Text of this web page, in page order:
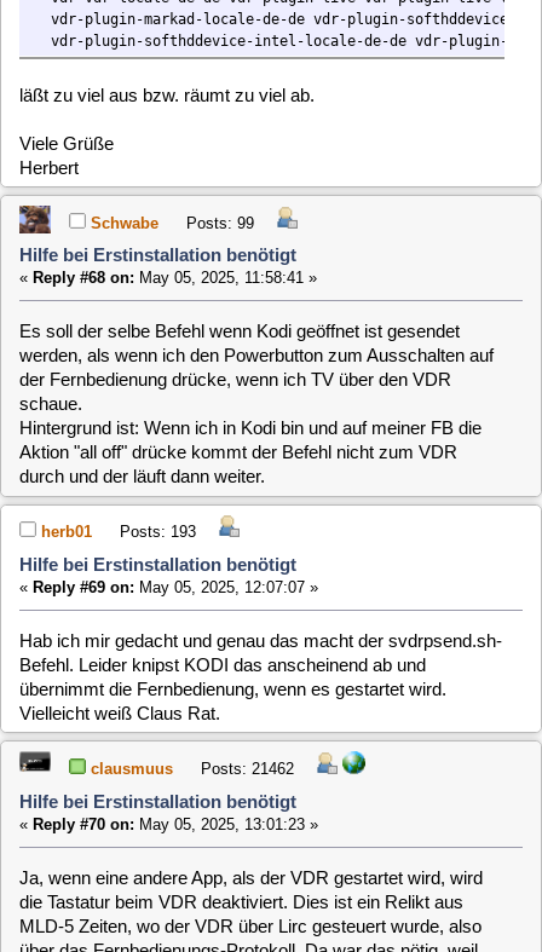
übernimmt die Fernbedienung, wenn es gestartet wird.
Vielleicht weiß Claus Rat.
Hilfe bei Erstinstallation benötigt
Ja, wenn eine andere App, als der VDR gestartet wird, wird
die Tastatur beim VDR deaktiviert. Dies ist ein Relikt aus
MLD-5 Zeiten, wo der VDR über Lirc gesteuert wurde, also
über das Fernbedienungs-Protokoll. Da war das nötig, weil
der VDR ansonsten auch dann noch auf alle Eingaben
reagiert hatte, wenn er gar nicht aktiv (sichtbar) war.
Bei der MLD-6 wird der VDR normalerweise allerdings nur
dass das der VDR auch keine Eingaben mehr bekommt,
wenn eine andere App aktiv ist. Das deaktivieren der Eingabe
ist also nicht mehr nötig. Somit können die svdrpsend
Befehle auch aktiv bleiben wenn eine andere App läuft. Ich
werde das ändern.
clausmuus Posts: 21462
Hilfe bei Erstinstallation benötigt
«Reply #71 on:May 05, 2025, 13:03:31 »
gezeigt, dass dies wohl ein tiefgreifendes Problem mit der
Versionierung der Plugins ist. Ich muss das erst einmal
gründlich untersuchen und eine Lösung erarbeiten.
Posts: 193
Hilfe bei Erstinstallation benötigt
«Reply #72 on:May 05, 2025, 15:00:53 »
Danke für beides!
clausmuus Posts: 21462
Hilfe bei Erstinstallation benötigt
Beides sollte nun behoben sein. Das Update sollte ohne
entfernen benötigter Pakete durchlaufen und auch wenn Kodi
läuft dürfte das svdrpsend zum Abschalten jetzt funktionieren.